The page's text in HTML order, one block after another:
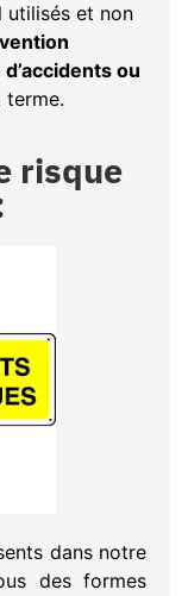
utilisés et non
d’accidents ou
terme.
risque
dans notre
des formes